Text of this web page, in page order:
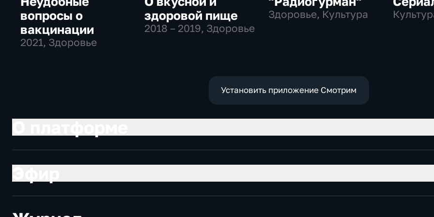
вопросы о
вакцинации
2021, Здоровье
здоровой пище
2018 – 2019, Здоровье
Здоровье, Культура
Установить приложение Смотрим